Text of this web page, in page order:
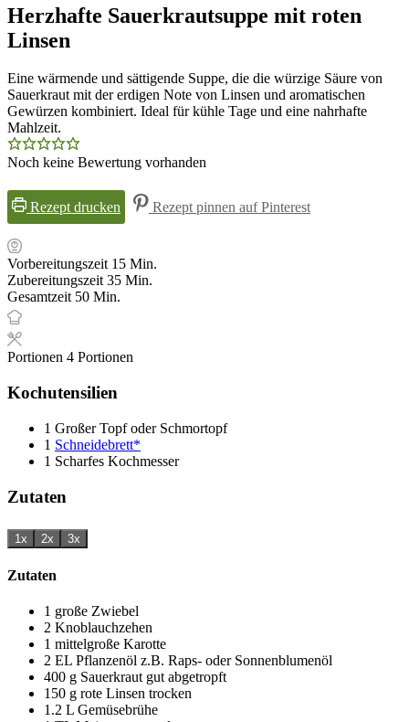
Herzhafte Sauerkrautsuppe mit roten
Linsen
Eine wärmende und sättigende Suppe, die die würzige Säure von
Sauerkraut mit der erdigen Note von Linsen und aromatischen
Gewürzen kombiniert. Ideal für kühle Tage und eine nahrhafte
Mahlzeit.
Noch keine Bewertung vorhanden
Rezept drucken Rezept pinnen auf Pinterest
Vorbereitungszeit 15Minuten
Min.
Zubereitungszeit35Minuten
Min.
Gesamtzeit 50Minuten
Min.
Portionen 4 Portionen
Kochutensilien
1 Großer Topf oder Schmortopf
1 Schneidebrett*
1 Scharfes Kochmesser
Zutaten
1x 2x 3x
Zutaten
1 große Zwiebel
2 Knoblauchzehen
1 mittelgroße Karotte
2 EL Pflanzenöl z.B. Raps- oder Sonnenblumenöl
400 g Sauerkraut gut abgetropft
150 g rote Linsen trocken
1.2 L Gemüsebrühe